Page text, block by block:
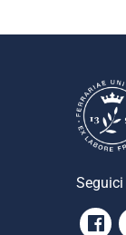
Seguici